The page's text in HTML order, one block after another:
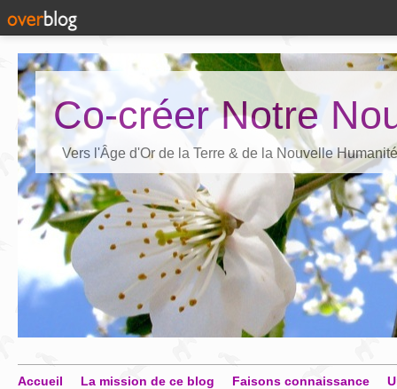
Co-créer Notre
Vers l'Âge d'Or de la Terre & de la Nouvelle Humanité
Accueil La mission de ce blog Faisons connaissance